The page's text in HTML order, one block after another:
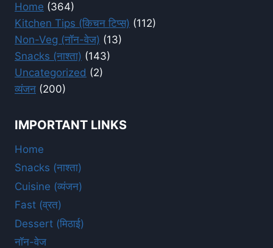
Home (364)
Kitchen Tips (किचन टिप्स) (112)
Non-Veg (नॉन-वेज) (13)
Snacks (नाश्ता) (143)
Uncategorized (2)
व्यंजन (200)
IMPORTANT LINKS
Home
Snacks (नाश्ता)
Cuisine (व्यंजन)
Fast (व्रत)
Dessert (मिठाई)
नॉन-वेज